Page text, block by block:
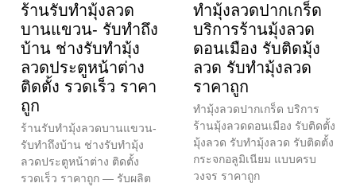
ร้านรับทำมุ้งลวด
บานแขวน- รับทำถึง
บ้าน ช่างรับทำมุ้ง
ลวดประตูหน้าต่าง
ติดตั้ง รวดเร็ว ราคา
ถูก
ร้านรับทำมุ้งลวดบานแขวน-
รับทำถึงบ้าน ช่างรับทำมุ้ง
ลวดประตูหน้าต่าง ติดตั้ง
รวดเร็ว ราคาถูก — รับผลิต
ทำมุ้งลวดปากเกร็ด
บริการร้านมุ้งลวด
ดอนเมือง รับติดมุ้ง
ลวด รับทำมุ้งลวด
ราคาถูก
ทำมุ้งลวดปากเกร็ด บริการ
ร้านมุ้งลวดดอนเมือง รับติดตั้ง
มุ้งลวด รับทำมุ้งลวด รับติดตั้ง
กระจกอลูมิเนียม แบบครบ
วงจร ราคาถูก